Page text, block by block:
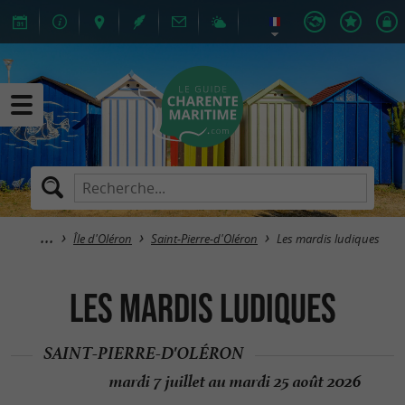
Île d'Oléron Saint-Pierre-d'Oléron Les mardis ludiques
Les mardis ludiques
SAINT-PIERRE-D'OLÉRON
mardi 7 juillet au mardi 25 août 2026